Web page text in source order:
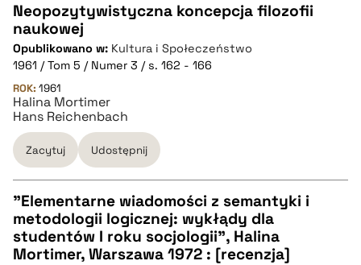
Neopozytywistyczna koncepcja filozofii
naukowej
Opublikowano w: Kultura i Społeczeństwo
1961 / Tom 5 / Numer 3 / s. 162 - 166
ROK: 1961
Halina Mortimer
Hans Reichenbach
Zacytuj Udostępnij
CZYSTY TEKST
"Elementarne wiadomości z semantyki i
metodologii logicznej: wykłądy dla
studentów I roku socjologii", Halina
Mortimer, Warszawa 1972 : [recenzja]